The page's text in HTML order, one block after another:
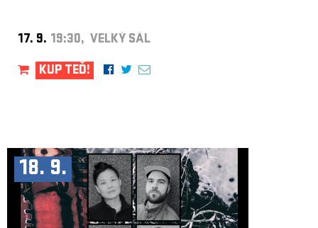
17. 9. 19:30, VELKÝ SÁL
KUP TEĎ!
18. 9.